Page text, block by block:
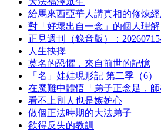
給馬來西亞華人講真相的修煉
對「好壞出自一念」的個人理解
正見週刊（錄音版）：
人生抉擇
莫名的恐懼，來自前世的記憶
「名」娃娃現形記 第二季（6）
在魔難中體悟「弟子正念足，
看不上別人也是嫉妒心
做個正法時期的大法弟子
欲得反失的教訓